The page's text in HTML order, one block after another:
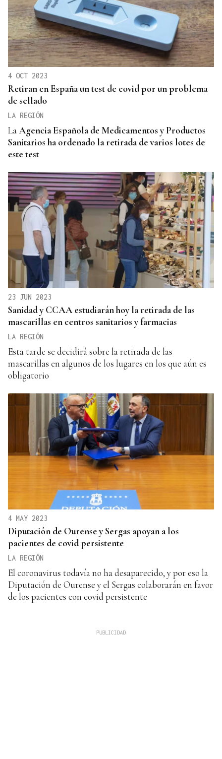
4 OCT 2023
Retiran en España un test de covid por un problema
de sellado
LA REGIÓN
LaAgencia Española de Medicamentos y Productos
Sanitarios ha ordenado la retirada de varios lotes de
este test
23 JUN 2023
Sanidad y CCAA estudiarán hoy la retirada de las
mascarillas en centros sanitarios y farmacias
LA REGIÓN
Esta tarde se decidirá sobre la retirada de las
mascarillas en algunos de los lugares en los que aún es
obligatorio
4 MAY 2023
Diputación de Ourense y Sergas apoyan a los
pacientes de covid persistente
LA REGIÓN
El coronavirus todavía no ha desaparecido, y por eso la
Diputación de Ourense y el Sergas colaborarán en favor
de los pacientes con covid persistente